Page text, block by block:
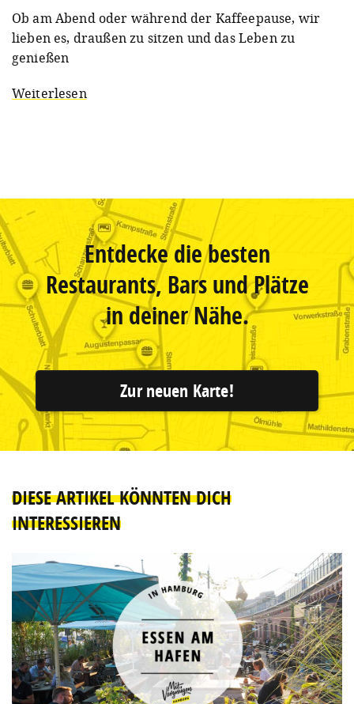
Ob am Abend oder während der Kaffeepause, wir
lieben es, draußen zu sitzen und das Leben zu
genießen
Weiterlesen
Entdecke die besten
Restaurants, Bars und Plätze
in deiner Nähe.
Zur neuen Karte!
DIESE ARTIKEL KÖNNTEN DICH
INTERESSIEREN